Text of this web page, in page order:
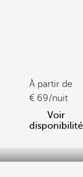
À partir de
69/nuit
Voir
disponibilité